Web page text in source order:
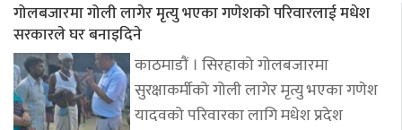
गोलबजारमा गोली लागेर मृत्यु भएका गणेशको परिवारलाई मधेश
सरकारले घर बनाइदिने
काठमाडौं । सिरहाको गोलबजारमा
सुरक्षाकर्मीको गोली लागेर मृत्यु भएका गणेश
यादवको परिवारका लागि मधेश प्रदेश